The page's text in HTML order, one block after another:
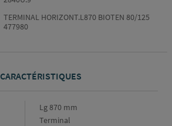
TERMINAL HORIZONT.L870 BIOTEN 80/125
477980
CARACTÉRISTIQUES
Lg 870 mm
Terminal